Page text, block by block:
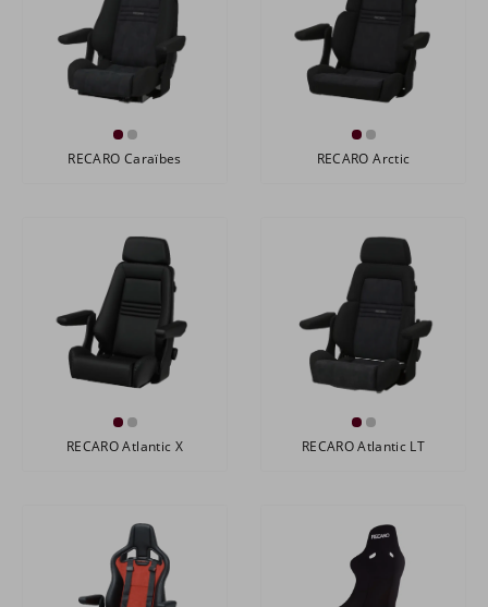
RECARO Caraïbes RECARO Arctic
RECARO Atlantic X RECARO Atlantic LT